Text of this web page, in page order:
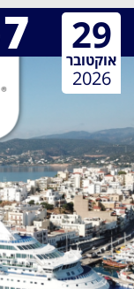
7 29
אוקטובר
2026